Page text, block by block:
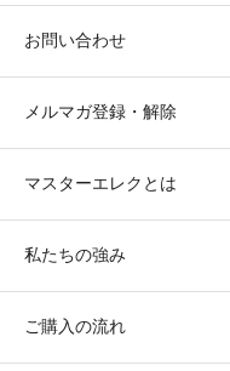
お問い合わせ
メルマガ登録・解除
マスターエレクとは
私たちの強み
ご購入の流れ